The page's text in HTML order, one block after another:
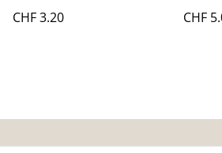
CHF 3.20 CHF